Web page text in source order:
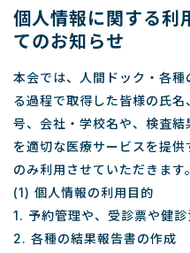
個人情報に関する利
てのお知らせ
本会では、人間ドック・各
る過程で取得した皆様の氏
号、会社・学校名や、検査
を適切な医療サービスを提
のみ利用させていただきます。
(1) 個人情報の利用目的
1. 予約管理や、受診票や健
2. 各種の結果報告書の作成